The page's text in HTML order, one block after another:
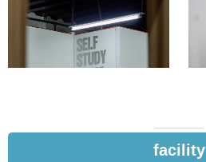
facility